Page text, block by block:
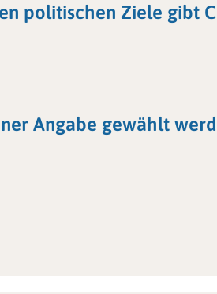
politischen Ziele gibt
Angabe gewählt